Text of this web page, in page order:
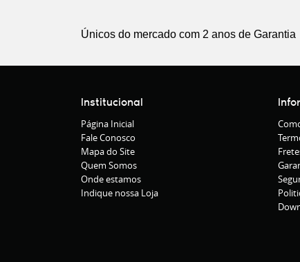
Únicos do mercado com 2 anos de Garantia
Institucional
Página Inicial
Fale Conosco
Mapa do Site
Quem Somos
Onde estamos
Indique nossa Loja